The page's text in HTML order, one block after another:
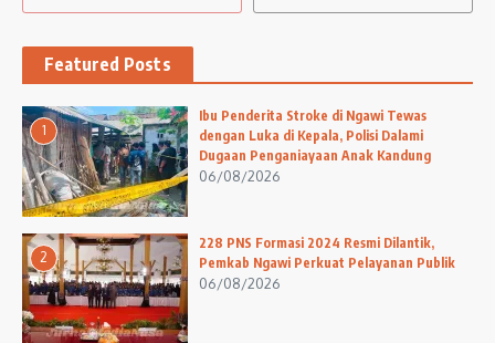
Featured Posts
1
Ibu Penderita Stroke di Ngawi Tewas
dengan Luka di Kepala, Polisi Dalami
Dugaan Penganiayaan Anak Kandung
06/08/2026
2
228 PNS Formasi 2024 Resmi Dilantik,
Pemkab Ngawi Perkuat Pelayanan Publik
06/08/2026